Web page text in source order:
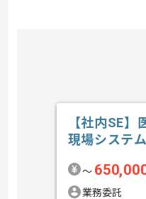
【社内SE】
現場システ
〜
業務委託